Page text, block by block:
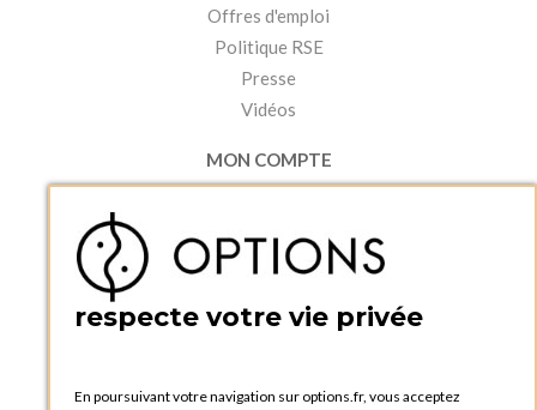
Offres d'emploi
Politique RSE
Presse
Vidéos
MON COMPTE
Accéder à mon compte
Créer un compte
PRATIQUE
Catalogues et bons de commande
Tutoriels
respecte votre vie privée
En poursuivant votre navigation sur options.fr, vous acceptez